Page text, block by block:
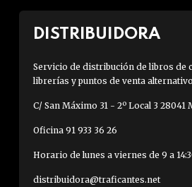
DISTRIBUIDORA
Servicio de distribución de libros de
librerías y puntos de venta
C/ San Máximo 31 - 2º Local 3 28041
Oficina 91 933 36 26
Horario de lunes a viernes de 9 a
distribuidora@traficantes.net